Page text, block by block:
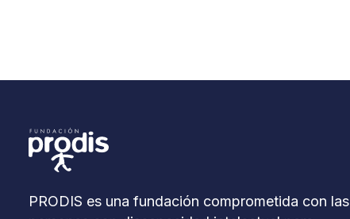
PRODIS es una fundación comprometida con las